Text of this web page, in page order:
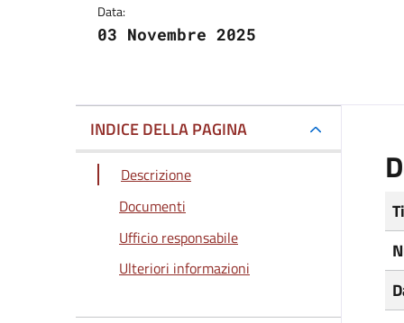
Data:
03 Novembre 2025
INDICE DELLA PAGINA
Descrizione
Documenti
Ufficio responsabile
Ulteriori informazioni